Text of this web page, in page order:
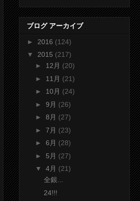
ブログ アーカイブ
► 2016 (124)
▼ 2015 (217)
► 12月 (20)
► 11月 (21)
► 10月 (24)
► 9月 (26)
► 8月 (27)
► 7月 (23)
► 6月 (28)
► 5月 (27)
▼ 4月 (21)
全銀...
24!!!